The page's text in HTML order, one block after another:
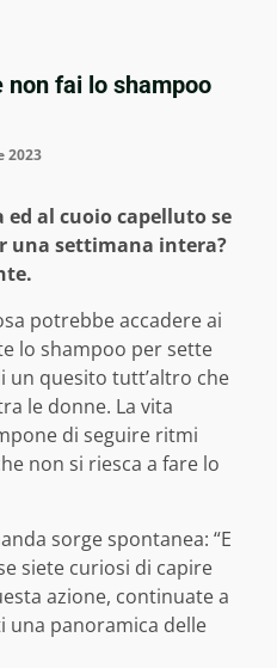
non fai lo shampoo
2023
ed al cuoio capelluto se
una settimana intera?
potrebbe accadere ai
lo shampoo per sette
un quesito tutt’altro che
le donne. La vita
di seguire ritmi
non si riesca a fare lo
sorge spontanea: “E
siete curiosi di capire
azione, continuate a
una panoramica delle